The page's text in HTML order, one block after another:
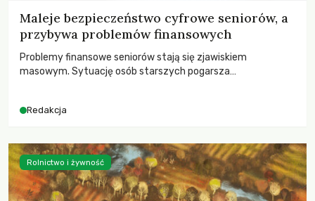
Maleje bezpieczeństwo cyfrowe seniorów, a
przybywa problemów finansowych
Problemy finansowe seniorów stają się zjawiskiem
masowym. Sytuację osób starszych pogarsza
Redakcja
Rolnictwo i żywność